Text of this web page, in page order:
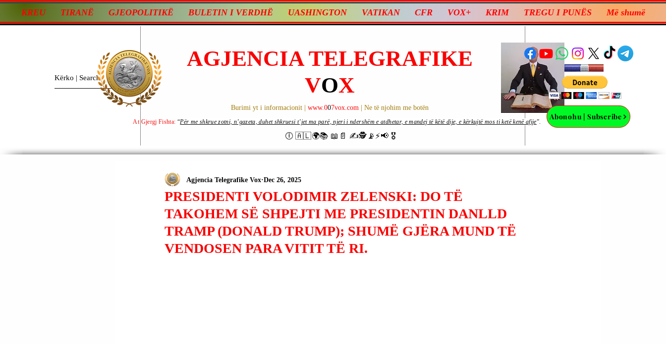
KREU TIRANË GJEOPOLITIKË BULETIN I VERDHË UASHINGTON VATIKAN CFR VOX+ KRIM TREGU I PUNËS Më shumë
AGJENCIA TELEGRAFIKE
VOX
Burimi yt i informacionit | www.007vox.com | Ne të njohim me botën
🕕 🇦🇱🌍📚 📖📄 ✍🕵️📡⚡️📢 🎖
Abonohu | Subscribe
At Gjergj Fishta: “Për me shkrue zotni, n’gazeta, duhet shkruesi t’jet ma parë, njeri i ndershëm e atdhetar, e mandej të këtë dije, e kërkujtë mos ti ketë kenë afije”.
PRESIDENTI VOLODIMIR ZELENSKI: DO TË
TAKOHEM SË SHPEJTI ME PRESIDENTIN DANLLD
TRAMP (DONALD TRUMP); SHUMË GJËRA MUND TË
VENDOSEN PARA VITIT TË RI.
Agjencia Telegrafike Vox Dec 26, 2025